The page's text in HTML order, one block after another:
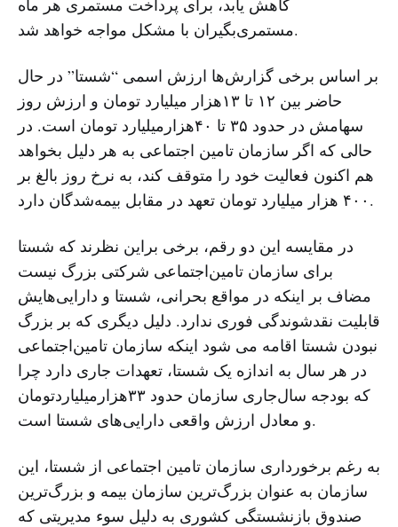
مستمری‌بگیران با مشکل مواجه خواهد شد.
بر اساس برخی گزارش‌ها ارزش اسمی “شستا” در حال
حاضر بین ۱۲ تا ۱۳‌هزار‌ میلیارد تومان و ارزش روز
سهامش در حدود ۳۵ تا ۴۰‌هزار‌میلیارد تومان است. در
حالی که اگر سازمان تامین‌ اجتماعی به هر دلیل بخواهد
هم اکنون فعالیت خود را متوقف کند، به نرخ روز بالغ بر
۴۰۰‌ هزار ‌میلیارد تومان تعهد در مقابل بیمه‌شدگان دارد.
در مقایسه این دو رقم، برخی براین نظرند که شستا
برای سازمان تامین‌اجتماعی شرکتی بزرگ نیست
مضاف بر اینکه در مواقع بحرانی، شستا و دارایی‌هایش
قابلیت نقدشوندگی فوری ندارد. دلیل دیگری که بر بزرگ
نبودن شستا اقامه می شود اینکه سازمان تامین‌اجتماعی
در هر سال به اندازه یک شستا، تعهدات جاری دارد چرا
که بودجه سال‌جاری سازمان حدود ۳۳‌هزار‌میلیاردتومان
و معادل ارزش واقعی دارایی‌های شستا است.
به رغم برخورداری سازمان تامین اجتماعی از شستا، این
سازمان به عنوان بزرگ‌ترین سازمان بیمه و بزرگ‌ترین
صندوق بازنشستگی کشوری به دلیل سوء مدیریتی که